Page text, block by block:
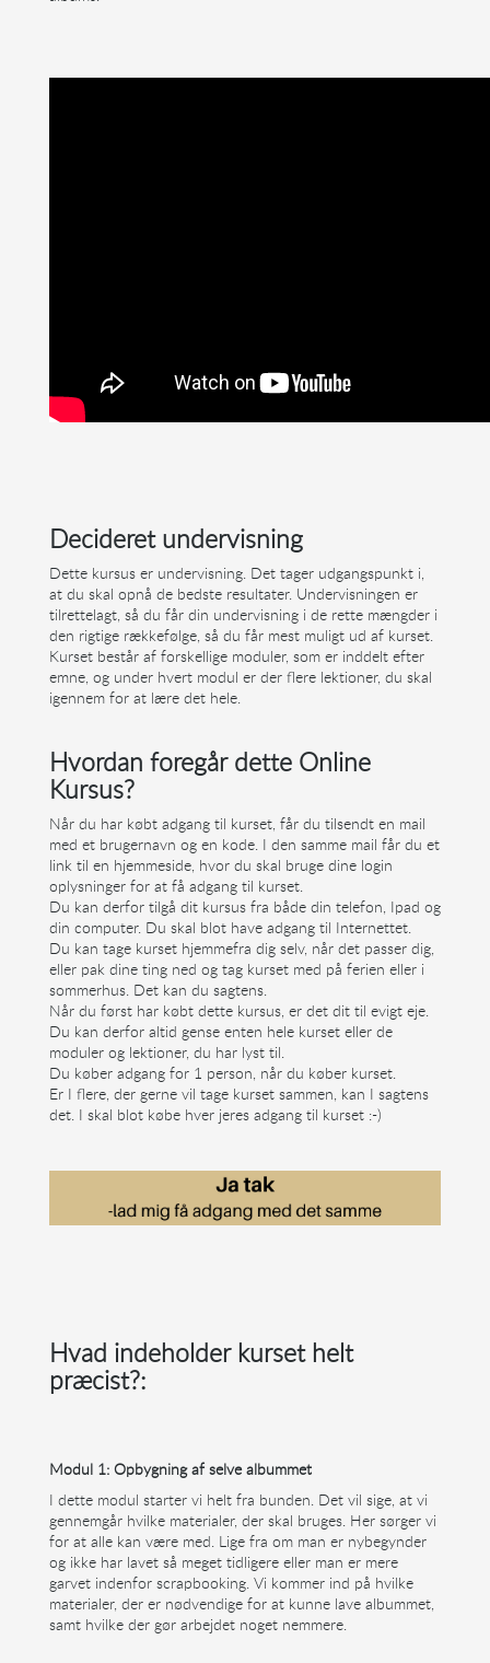
Decideret undervisning
Dette kursus er undervisning. Det tager udgangspunkt i,
at du skal opnå de bedste resultater. Undervisningen er
tilrettelagt, så du får din undervisning i de rette mængder i
den rigtige rækkefølge, så du får mest muligt ud af kurset.
Kurset består af forskellige moduler, som er inddelt efter
emne, og under hvert modul er der flere lektioner, du skal
igennem for at lære det hele.
Hvordan foregår dette Online
Kursus?
Når du har købt adgang til kurset, får du tilsendt en mail
med et brugernavn og en kode. I den samme mail får du et
link til en hjemmeside, hvor du skal bruge dine login
oplysninger for at få adgang til kurset.
Du kan derfor tilgå dit kursus fra både din telefon, Ipad og
din computer. Du skal blot have adgang til Internettet.
Du kan tage kurset hjemmefra dig selv, når det passer dig,
eller pak dine ting ned og tag kurset med på ferien eller i
sommerhus. Det kan du sagtens.
Når du først har købt dette kursus, er det dit til evigt eje.
Du kan derfor altid gense enten hele kurset eller de
moduler og lektioner, du har lyst til.
Du køber adgang for 1 person, når du køber kurset.
Er I flere, der gerne vil tage kurset sammen, kan I sagtens
det. I skal blot købe hver jeres adgang til kurset :-)
Hvad indeholder kurset helt
præcist?:
Modul 1: Opbygning af selve albummet
I dette modul starter vi helt fra bunden. Det vil sige, at vi
gennemgår hvilke materialer, der skal bruges. Her sørger vi
for at alle kan være med. Lige fra om man er nybegynder
og ikke har lavet så meget tidligere eller man er mere
garvet indenfor scrapbooking. Vi kommer ind på hvilke
materialer, der er nødvendige for at kunne lave albummet,
samt hvilke der gør arbejdet noget nemmere.